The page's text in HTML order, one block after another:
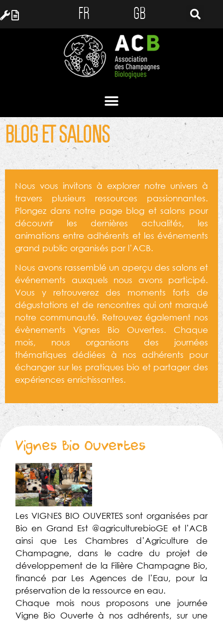
FR GB
BLOG ET SALONS
Nous vous invitons à explorer notre univers à
travers plusieurs ressources passionnantes.
Plongez dans notre page blog et salons pour
découvrir les dernières actualités, les
animations entre adhérents et les événements
grand public organisés par l’ACB.
Nous avons rassemblé un aperçu des salons et
événements auxquels nous avons participé.
Vous y retrouverez des moments forts de
dégustations et de rencontres qui ont marqué
notre communauté. Retrouvez également nos
évènements Vignes Bio Ouvertes. Chaque
mois, nous organisons des journées
thématiques dédiées à nos adhérents pour
échanger sur les pratiques bio et partager des
expériences enrichissantes.
Vignes Bio Ouvertes
Les VIGNES BIO OUVERTES sont organisées par
Bio en Grand Est @agriculturebioGE et l’ACB
ainsi que Les Chambres d’Agriculture de
Champagne, dans le cadre du projet de
développement de la Filière Champagne Bio,
financé par Les Agences de l’Eau, pour la
préservation de la ressource en eau.
Chaque mois nous proposons une journée
Vigne Bio Ouverte à nos adhérents, sur une